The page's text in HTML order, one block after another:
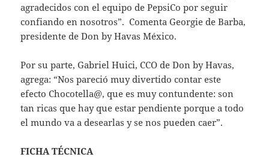
agradecidos con el equipo de PepsiCo por seguir
confiando en nosotros”. Comenta Georgie de Barba,
presidente de Don by Havas México.
Por su parte, Gabriel Huici, CCO de Don by Havas,
agrega: “Nos pareció muy divertido contar este
efecto Chocotella@, que es muy contundente: son
tan ricas que hay que estar pendiente porque a todo
el mundo va a desearlas y se nos pueden caer”.
FICHA TÉCNICA